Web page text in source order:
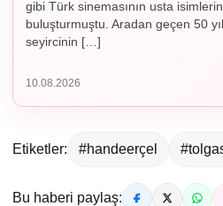
gibi Türk sinemasının usta
buluşturmuştu. Aradan geçen 50
seyircinin […]
10.08.2026
Etiketler: #handeerçel
Bu haberi paylaş: